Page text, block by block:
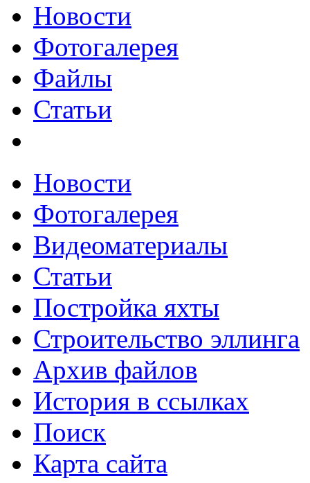
Новости
Фотогалерея
Файлы
Статьи
Новости
Фотогалерея
Видеоматериалы
Статьи
Постройка яхты
Строительство эллинга
Архив файлов
История в ссылках
Поиск
Карта сайта